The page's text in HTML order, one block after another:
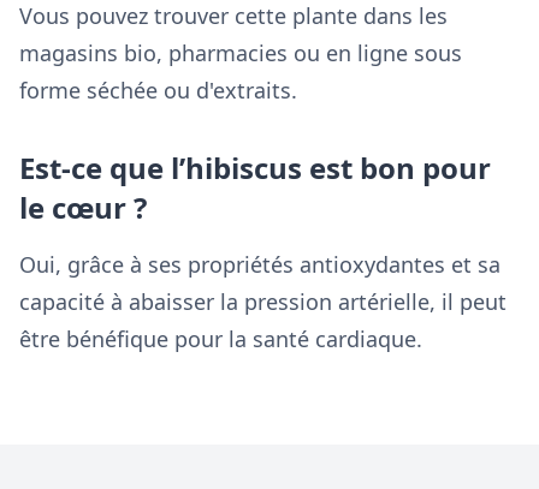
Vous pouvez trouver cette plante dans les
magasins bio, pharmacies ou en ligne sous
forme séchée ou d'extraits.
Est-ce que l’hibiscus est bon pour
le cœur ?
Oui, grâce à ses propriétés antioxydantes et sa
capacité à abaisser la pression artérielle, il peut
être bénéfique pour la santé cardiaque.